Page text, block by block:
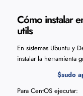
Cómo instalar
utils
En sistemas Ubuntu y
instalar la herramienta
$sudo
Para CentOS ejecutar: